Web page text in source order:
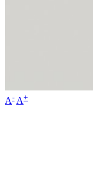
A- A+